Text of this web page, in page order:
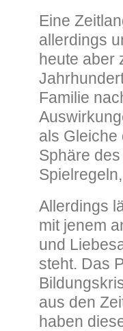
Eine
allerdings
heute aber
Familie
als Gleiche
Sphäre
Allerdings
mit jenem
und
steht. Das
aus den
haben